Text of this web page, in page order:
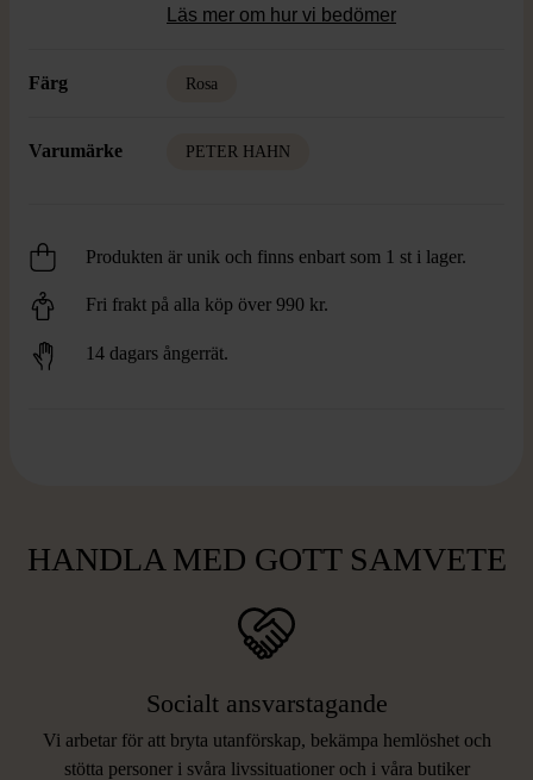
Läs mer om hur vi bedömer
Färg Rosa
Varumärke PETER HAHN
Produkten är unik och finns enbart som 1 st i lager.
Fri frakt på alla köp över 990 kr.
14 dagars ångerrät.
HANDLA MED GOTT SAMVETE
Socialt ansvarstagande
Vi arbetar för att bryta utanförskap, bekämpa hemlöshet och
stötta personer i svåra livssituationer och i våra butiker